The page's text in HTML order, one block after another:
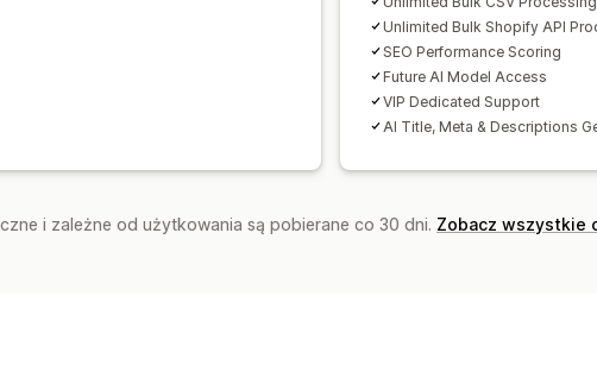
Unlimited Bulk Shopify API
SEO Performance Scoring
Future AI Model Access
VIP Dedicated Support
AI Title, Meta & Descriptions
i zależne od użytkowania są pobierane co 30 dni. Zobacz wszystkie